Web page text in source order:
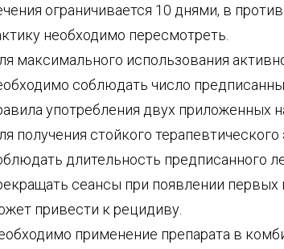
ограничивается 10 днями, в
необходимо пересмотреть.
максимального использования
соблюдать число
употребления двух приложенных
получения стойкого
длительность предписанного
сеансы при появлении первых
привести к рецидиву.
применение препарата в